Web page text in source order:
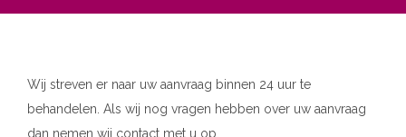
Wij streven er naar uw aanvraag binnen 24 uur te
behandelen. Als wij nog vragen hebben over uw aanvraag
dan nemen wij contact met u op.